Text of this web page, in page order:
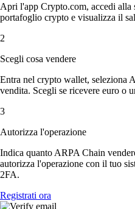
Apri l'app Crypto.com, accedi alla
portafoglio crypto e visualizza il
2
Scegli cosa vendere
Entra nel crypto wallet, seleziona
vendita. Scegli se ricevere euro o
3
Autorizza l'operazione
Indica quanto ARPA Chain
autorizza l'operazione con il tuo
2FA.
Registrati ora